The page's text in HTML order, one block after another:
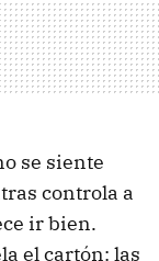
se siente
controla a
ir bien.
el cartón: las